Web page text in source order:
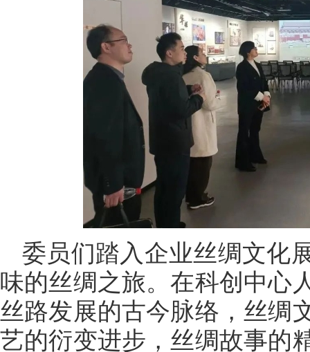
委员们踏入企业丝绸文化
味的丝绸之旅。在科创中心
丝路发展的古今脉络，丝绸
艺的衍变进步，丝绸故事的